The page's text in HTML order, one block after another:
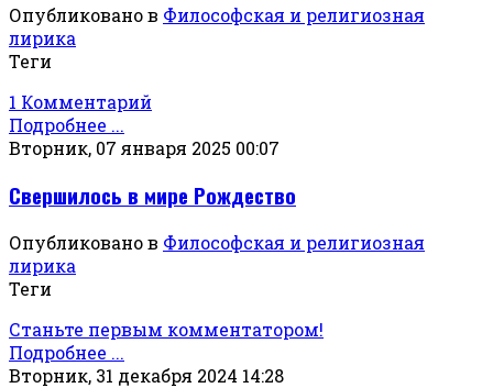
Опубликовано в Философская и религиозная
лирика
Теги
1 Комментарий
Подробнее ...
Вторник, 07 января 2025 00:07
Свершилось в мире Рождество
Опубликовано в Философская и религиозная
лирика
Теги
Станьте первым комментатором!
Подробнее ...
Вторник, 31 декабря 2024 14:28